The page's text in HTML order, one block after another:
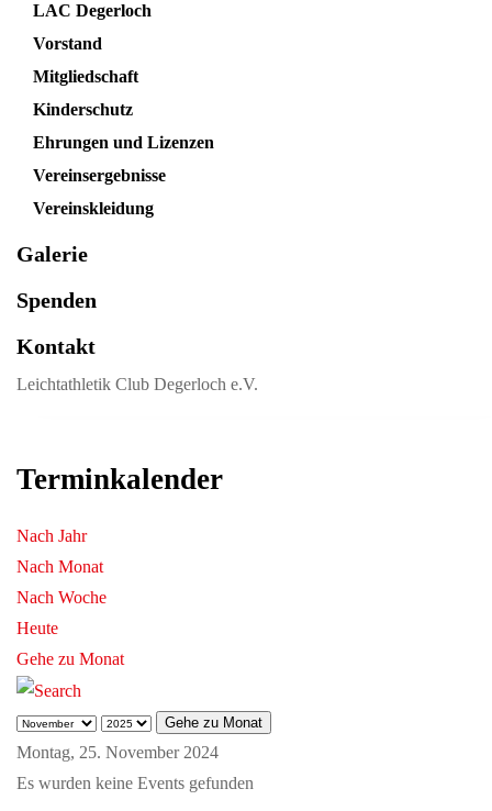
LAC Degerloch
Vorstand
Mitgliedschaft
Kinderschutz
Ehrungen und Lizenzen
Vereinsergebnisse
Vereinskleidung
Galerie
Spenden
Kontakt
Leichtathletik Club Degerloch e.V.
Terminkalender
Nach Jahr
Nach Monat
Nach Woche
Heute
Gehe zu Monat
Gehe zu Monat
Montag, 25. November 2024
Es wurden keine Events gefunden